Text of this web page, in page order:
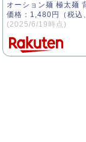
オーション麺 極太麺
価格：1,480円（税込
(2025/6/19時点)